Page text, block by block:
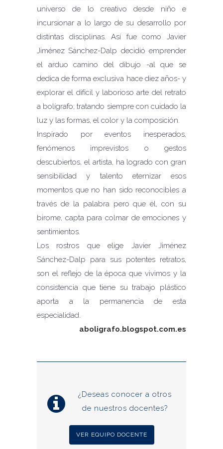
universo de lo creativo desde niño e
incursionar a lo largo de su desarrollo por
distintas disciplinas. Así fue como Javier
Jiménez Sánchez-Dalp decidió emprender
el arduo camino del dibujo -al que se
dedica de forma exclusiva hace diez años- y
explorar el difícil y laborioso arte del retrato
a bolígrafo; tratando siempre con cuidado la
luz y las formas, el color y la composición.
Inspirado por eventos inesperados,
fenómenos imprevistos o gestos
descubiertos, el artista, ha logrado con gran
sensibilidad y talento eternizar esos
momentos que no han sido reconocibles a
través de la palabra pero que él, con su
birome, capta para colmar de emociones y
sentimientos.
Los rostros que elige Javier Jiménez
Sánchez-Dalp para sus potentes retratos,
son el reflejo de la época que vivimos y la
consistencia que tiene su trabajo plástico
aporta a la permanencia de esta
especialidad.
aboligrafo.blogspot.com.es
¿Deseas conocer a otros
de nuestros docentes?
VER EQUIPO DOCENTE